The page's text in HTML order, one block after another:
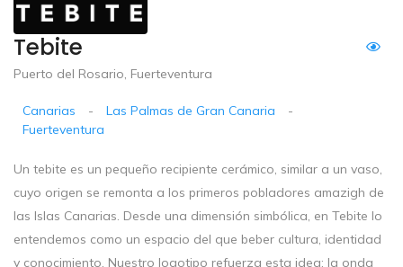
Tebite
Puerto del Rosario, Fuerteventura
Canarias - Las Palmas de Gran Canaria
-
Fuerteventura
Un tebite es un pequeño recipiente cerámico, similar a un vaso,
cuyo origen se remonta a los primeros pobladores amazigh de
las Islas Canarias. Desde una dimensión simbólica, en Tebite lo
entendemos como un espacio del que beber cultura, identidad
y conocimiento. Nuestro logotipo refuerza esta idea: la onda